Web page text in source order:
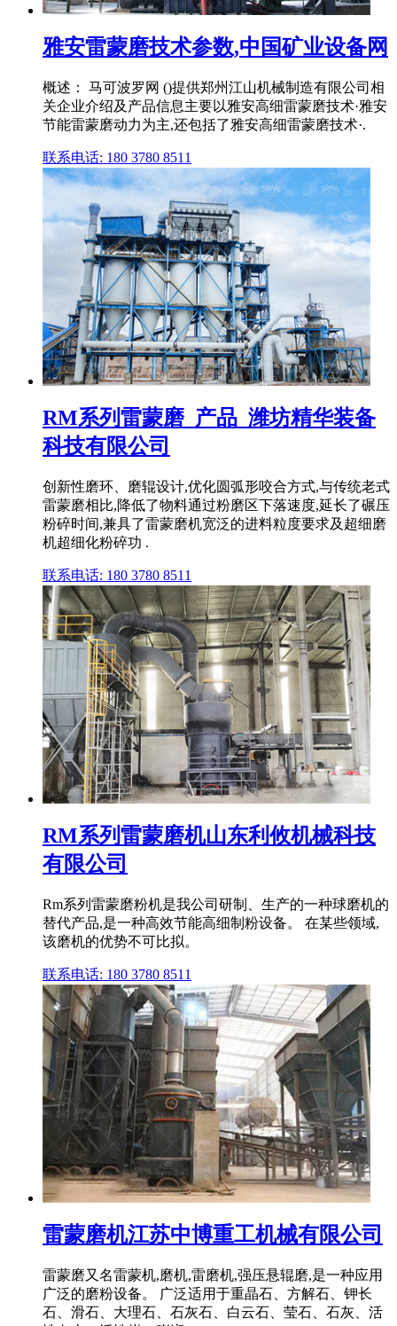
雅安雷蒙磨技术参数,中国矿业设备网
概述： 马可波罗网 ()提供郑州江山机械制造有限公司相
关企业介绍及产品信息主要以雅安高细雷蒙磨技术·雅安
节能雷蒙磨动力为主,还包括了雅安高细雷蒙磨技术·.
联系电话: 180 3780 8511
RM系列雷蒙磨_产品_潍坊精华装备
科技有限公司
创新性磨环、磨辊设计,优化圆弧形咬合方式,与传统老式
雷蒙磨相比,降低了物料通过粉磨区下落速度,延长了碾压
粉碎时间,兼具了雷蒙磨机宽泛的进料粒度要求及超细磨
机超细化粉碎功 .
联系电话: 180 3780 8511
RM系列雷蒙磨机山东利攸机械科技
有限公司
Rm系列雷蒙磨粉机是我公司研制、生产的一种球磨机的
替代产品,是一种高效节能高细制粉设备。 在某些领域,
该磨机的优势不可比拟。
联系电话: 180 3780 8511
雷蒙磨机江苏中博重工机械有限公司
雷蒙磨又名雷蒙机,磨机,雷磨机,强压悬辊磨,是一种应用
广泛的磨粉设备。 广泛适用于重晶石、方解石、钾长
石、滑石、大理石、石灰石、白云石、莹石、石灰、活